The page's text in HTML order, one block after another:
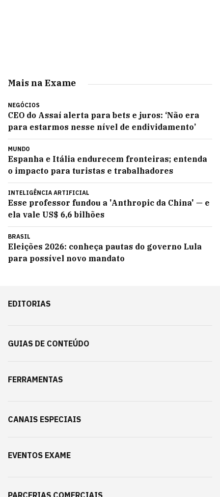
Mais na Exame
NEGÓCIOS
CEO do Assaí alerta para bets e juros: ‘Não era
para estarmos nesse nível de endividamento’
MUNDO
Espanha e Itália endurecem fronteiras; entenda
o impacto para turistas e trabalhadores
INTELIGÊNCIA ARTIFICIAL
Esse professor fundou a 'Anthropic da China' — e
ela vale US$ 6,6 bilhões
BRASIL
Eleições 2026: conheça pautas do governo Lula
para possível novo mandato
EDITORIAS
GUIAS DE CONTEÚDO
FERRAMENTAS
CANAIS ESPECIAIS
EVENTOS EXAME
PARCERIAS COMERCIAIS